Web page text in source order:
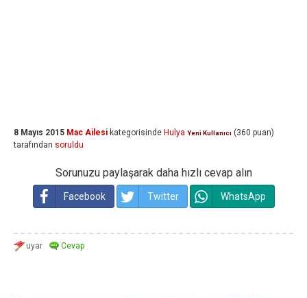
8 Mayıs 2015 Mac Ailesi kategorisinde Hulya Yeni Kullanıcı (360 puan)
tarafından soruldu
Sorunuzu paylaşarak daha hızlı cevap alın
Facebook Twitter WhatsApp